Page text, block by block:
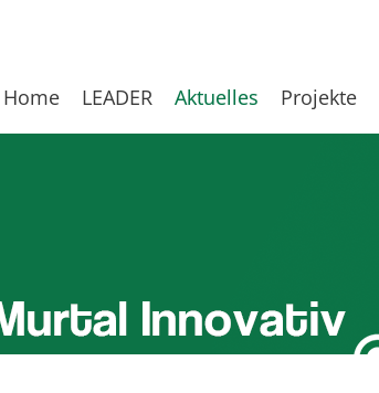
Home LEADER Aktuelles Projekte